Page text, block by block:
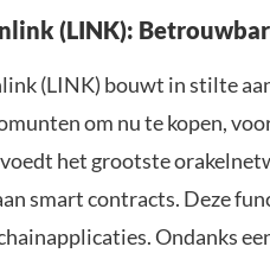
(LINK):
(LINK) bouwt in stilte
om nu te kopen,
het grootste
smart contracts. Deze
Ondanks